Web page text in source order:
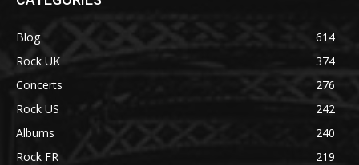
Blog
614
Rock UK
374
Concerts
276
Rock US
242
Albums
240
Rock FR
219